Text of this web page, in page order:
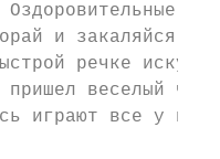
Оздоровительные
и закаляйся,
речке
веселый час,
играют все у нас!